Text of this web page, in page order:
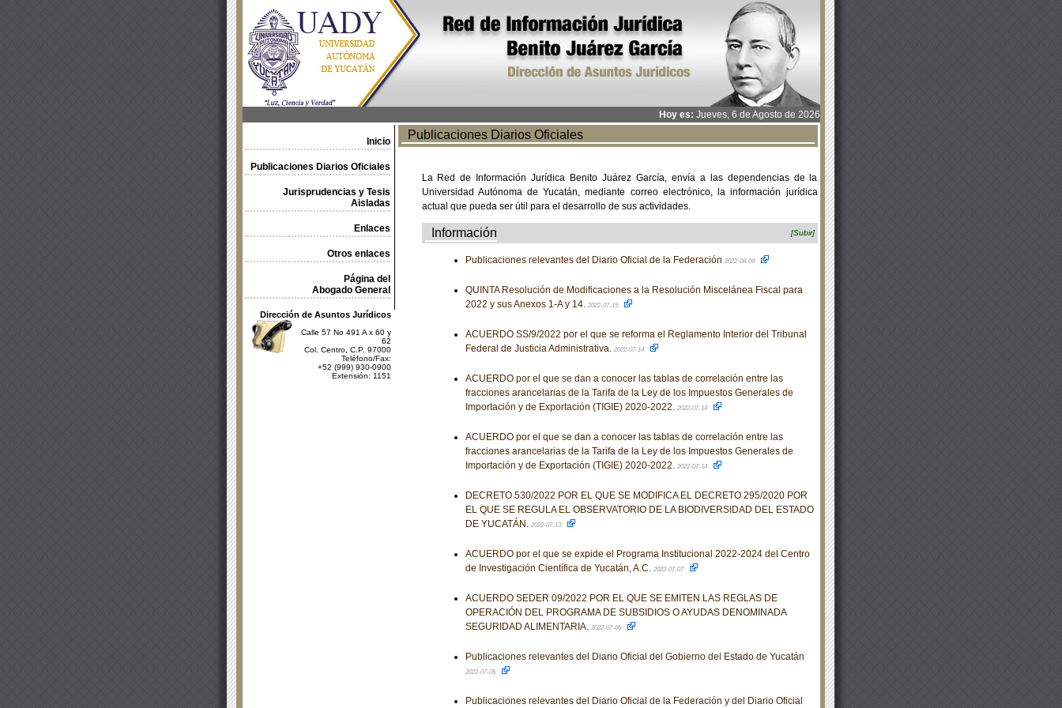
Hoy es: Jueves, 6 de Agosto de 2026
Inicio
Publicaciones Diarios Oficiales
Jurisprudencias y Tesis
Aisladas
Enlaces
Otros enlaces
Página del
Abogado General
Dirección de Asuntos Jurídicos
Calle 57 No 491 A x 60 y
62
Col. Centro, C.P. 97000
Teléfono/Fax:
+52 (999) 930-0900
Extensión: 1151
Publicaciones Diarios Oficiales
La Red de Información Jurídica Benito Juárez García, envía a las dependencias de la
Universidad Autónoma de Yucatán, mediante correo electrónico, la información jurídica
actual que pueda ser útil para el desarrollo de sus actividades.
Información [Subir]
Publicaciones relevantes del Diario Oficial de la Federación 2022-08-09
QUINTA Resolución de Modificaciones a la Resolución Miscelánea Fiscal para
2022 y sus Anexos 1-A y 14. 2022-07-15
ACUERDO SS/9/2022 por el que se reforma el Reglamento Interior del Tribunal
Federal de Justicia Administrativa. 2022-07-14
ACUERDO por el que se dan a conocer las tablas de correlación entre las
fracciones arancelarias de la Tarifa de la Ley de los Impuestos Generales de
Importación y de Exportación (TIGIE) 2020-2022. 2022-07-14
ACUERDO por el que se dan a conocer las tablas de correlación entre las
fracciones arancelarias de la Tarifa de la Ley de los Impuestos Generales de
Importación y de Exportación (TIGIE) 2020-2022. 2022-07-14
DECRETO 530/2022 POR EL QUE SE MODIFICA EL DECRETO 295/2020 POR
EL QUE SE REGULA EL OBSERVATORIO DE LA BIODIVERSIDAD DEL ESTADO
DE YUCATÁN. 2022-07-13
ACUERDO por el que se expide el Programa Institucional 2022-2024 del Centro
de Investigación Científica de Yucatán, A.C. 2022-07-07
ACUERDO SEDER 09/2022 POR EL QUE SE EMITEN LAS REGLAS DE
OPERACIÓN DEL PROGRAMA DE SUBSIDIOS O AYUDAS DENOMINADA
SEGURIDAD ALIMENTARIA. 2022-07-06
Publicaciones relevantes del Diario Oficial del Gobierno del Estado de Yucatán
2022-07-05
Publicaciones relevantes del Diario Oficial de la Federación y del Diario Oficial